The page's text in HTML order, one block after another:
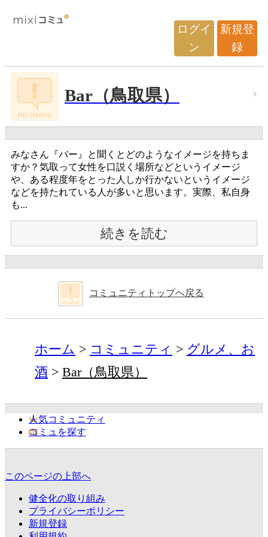
ログイ
ン
新規登
録
Bar（鳥取県）
みなさん『バー』と聞くとどのようなイメージを持ちま
すか？気取って女性を口説く場所などというイメージ
や、ある程度年をとった人しか行かないというイメージ
などを持たれている人が多いと思います。実際、私自身
も...
続きを読む
コミュニティトップへ戻る
ホーム コミュニティ
グルメ、お
酒
Bar（鳥取県）
人気コミュニティ
コミュを探す
このページの上部へ
健全化の取り組み
プライバシーポリシー
新規登録